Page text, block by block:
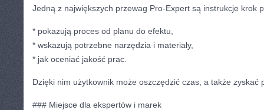
Jedną z największych przewag Pro-Expert są instrukcje krok
* pokazują proces od planu do efektu,
* wskazują potrzebne narzędzia i materiały,
* jak oceniać jakość prac.
Dzięki nim użytkownik może oszczędzić czas, a także zyskać
### Miejsce dla ekspertów i marek